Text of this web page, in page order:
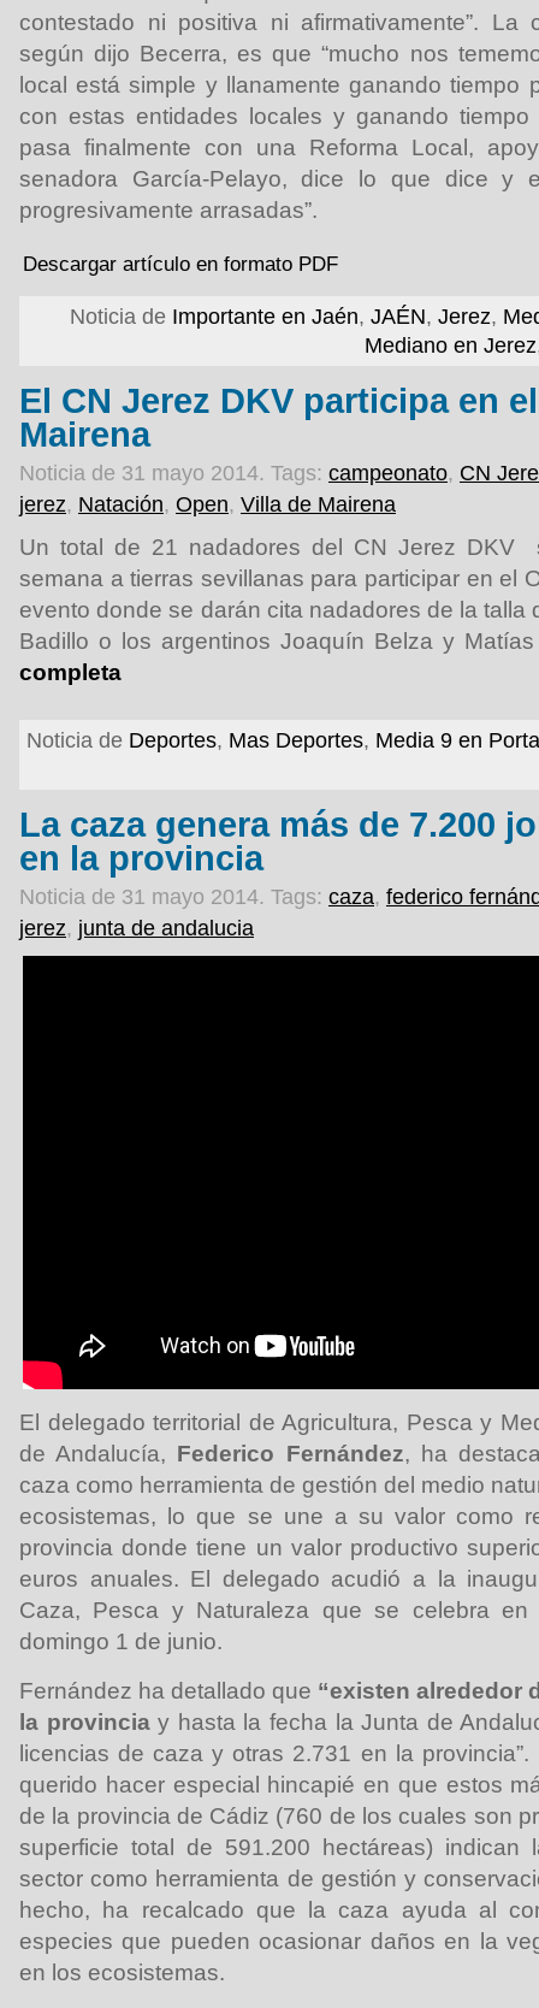
contestado ni positiva ni afirmativamente”. La
según dijo Becerra, es que “mucho nos
local está simple y llanamente ganando tiempo
con estas entidades locales y ganando
pasa finalmente con una Reforma Local,
senadora García-Pelayo, dice lo que dice y
progresivamente arrasadas”.
Descargar artículo en formato PDF
Noticia de Importante en Jaén, JAÉN, Jerez,
Mediano en Jerez
El CN Jerez DKV participa en
Mairena
Noticia de 31 mayo 2014. Tags: campeonato, CN
jerez, Natación, Open, Villa de Mairena
Un total de 21 nadadores del CN Jerez DKV
semana a tierras sevillanas para participar en el
evento donde se darán cita nadadores de la talla
Badillo o los argentinos Joaquín Belza y
completa
Noticia de Deportes, Mas Deportes, Media 9 en
La caza genera más de 7.200
en la provincia
Noticia de 31 mayo 2014. Tags: caza, federico
jerez, junta de andalucia
El delegado territorial de Agricultura, Pesca y
de Andalucía, Federico Fernández, ha
caza como herramienta de gestión del medio
ecosistemas, lo que se une a su valor como
provincia donde tiene un valor productivo
euros anuales. El delegado acudió a la
Caza, Pesca y Naturaleza que se celebra
domingo 1 de junio.
Fernández ha detallado que “existen alrededor
la provinciay hasta la fecha la Junta de
licencias de caza y otras 2.731 en la
querido hacer especial hincapié en que estos
de la provincia de Cádiz (760 de los cuales son
superficie total de 591.200 hectáreas) indican
sector como herramienta de gestión y
hecho, ha recalcado que la caza ayuda al
especies que pueden ocasionar daños en la
en los ecosistemas.